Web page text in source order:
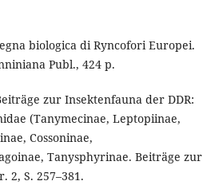
biologica di Ryncofori Europei.
Publ., 424 p.
zur Insektenfauna der DDR:
(Tanymecinae, Leptopiinae,
Cossoninae,
Tanysphyrinae. Beiträge zur
2, S. 257–381.